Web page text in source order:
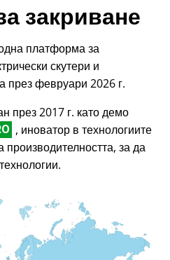
закриване
платформа за
скутери и
през февруари 2026 г.
през 2017 г. като демо
, иноватор в технологиите
производителността, за да